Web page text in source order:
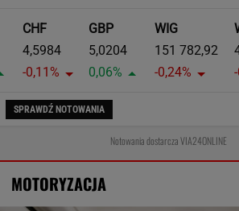
CHF
4,5984
-0,11%
GBP
5,0204
0,06%
WIG
151 782,92
-0,24%
SPRAWDŹ NOTOWANIA
Notowania dostarcza VIA24ONLINE
MOTORYZACJA